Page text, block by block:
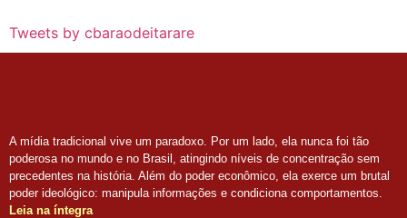
Tweets by cbaraodeitarare
A mídia tradicional vive um paradoxo. Por um lado, ela nunca foi tão
poderosa no mundo e no Brasil, atingindo níveis de concentração sem
precedentes na história. Além do poder econômico, ela exerce um brutal
poder ideológico: manipula informações e condiciona comportamentos.
Leia na íntegra